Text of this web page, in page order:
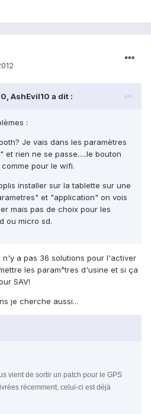
AshEvil10 a dit :
:
Je vais dans les paramètres
et rien ne se passe.....le bouton
pour le wifi.
installer sur la tablette sur une
et "application" on vois
mais pas de choix pour les
ou micro sd.
n'y a pas 36 solutions pour l'activer
les param^tres d'usine et si ça
SAV!
je cherche aussi...
vient de sortir un patch pour le GPS
récemment, celui-ci est déjà